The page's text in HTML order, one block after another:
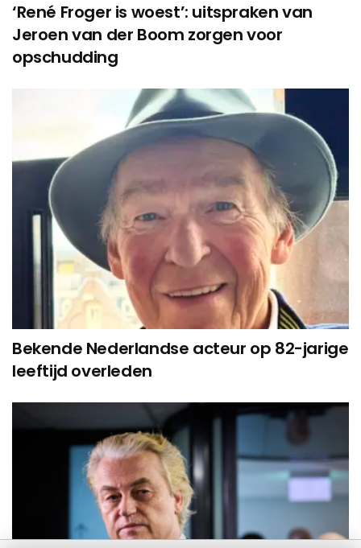
‘René Froger is woest’: uitspraken van
Jeroen van der Boom zorgen voor
opschudding
Bekende Nederlandse acteur op 82-jarige
leeftijd overleden